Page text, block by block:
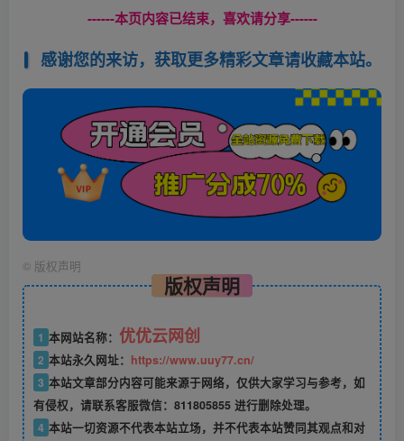
------本页内容已结束，喜欢请分享------
感谢您的来访，获取更多精彩文章请收藏本站。
© 版权声明
版权声明
1 本网站名称： 优优云网创
2 本站永久网址： https://www.uuy77.cn/
3 本站文章部分内容可能来源于网络，仅供大家学习与参考，如
有侵权，请联系客服微信：811805855 进行删除处理。
4 本站一切资源不代表本站立场，并不代表本站赞同其观点和对